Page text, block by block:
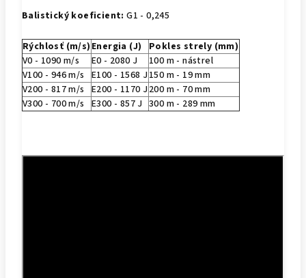
Balistický koeficient:G1 - 0,245
Rýchlosť (m/s) Energia (J)
Pokles strely (mm)
V0 - 1090 m/s
E0 - 2080 J
100 m - nástrel
V100 - 946 m/s E100 - 1568 J150 m - 19mm
V200 - 817 m/s E200 - 1170 J200 m - 70mm
V300 - 700 m/s E300 - 857 J 300 m - 289 mm